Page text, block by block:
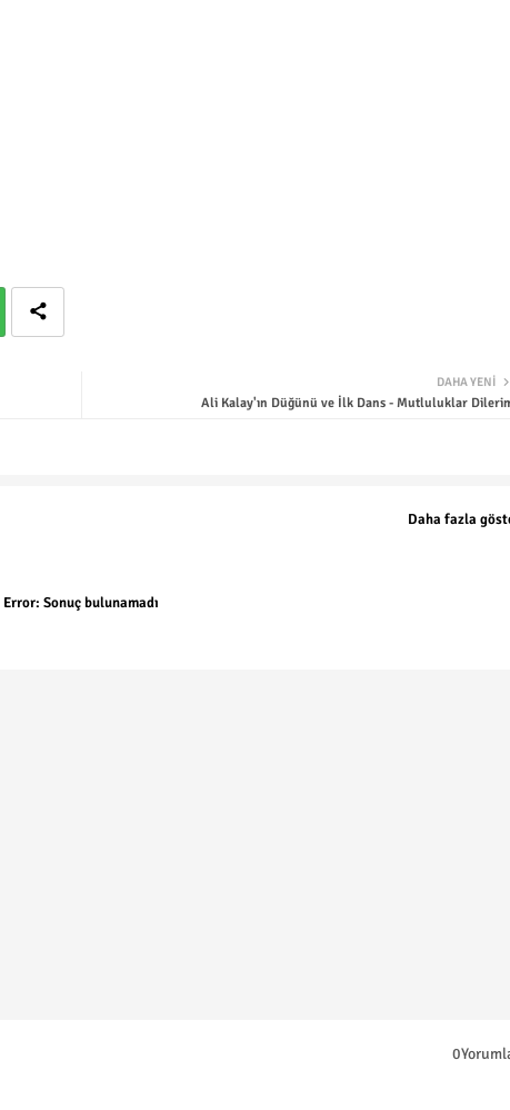
DAHA YENI
Ali Kalay'ın Düğünü ve İlk Dans - Mutluluklar
Daha fazla
Error: Sonuç bulunamadı